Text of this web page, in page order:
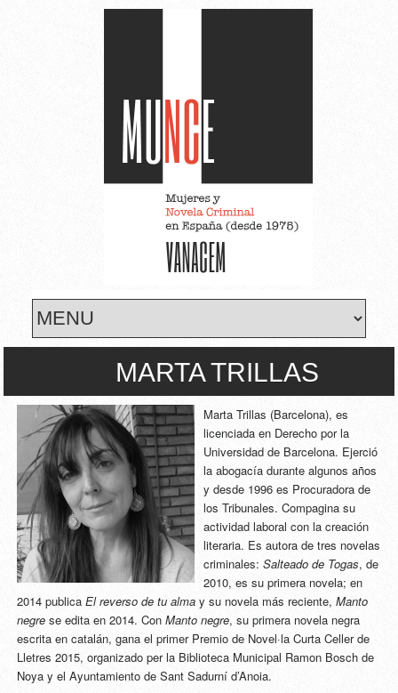
MARTA TRILLAS
Marta Trillas (Barcelona), es
licenciada en Derecho por la
Universidad de Barcelona. Ejerció
la abogacía durante algunos años
y desde 1996 es Procuradora de
los Tribunales. Compagina su
actividad laboral con la creación
literaria. Es autora de tres novelas
criminales:Salteado de Togas, de
2010, es su primera novela; en
2014 publicaEl reverso de tu alma y su novela más reciente,Manto
negre se edita en 2014. ConManto negre, su primera novela negra
escrita en catalán, gana el primer Premio de Novel·la Curta Celler de
Lletres 2015, organizado per la Biblioteca Municipal Ramon Bosch de
Noya y el Ayuntamiento de Sant Sadurní d’Anoia.